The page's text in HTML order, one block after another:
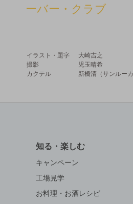
ーバー・クラブ
イラスト・題字
大崎吉之
撮影
児玉晴希
カクテル
新橋清（サンルー
知る・楽しむ
キャンペーン
工場見学
お料理・お酒レシピ